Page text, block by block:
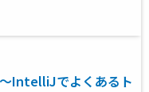
IntelliJでよくあるト